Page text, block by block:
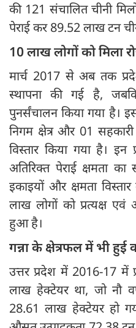
की 121 संचालित चीनी
पेराई कर 89.52 लाख टन
10 लाख लोगों को मिला
मार्च 2017 से अब तक
स्थापना की गई है,
पुनर्संचालन किया गया है।
निगम क्षेत्र और 01 सहकारी
विस्तार किया गया है। इन
अतिरिक्त पेराई क्षमता
इकाइयों और क्षमता
लाख लोगों को प्रत्यक्ष एवं
हुआ है।
गन्ना के क्षेत्रफल में भी हुई
उत्तर प्रदेश में 2016-17 में
लाख हेक्टेयर था, जो नौ
28.61 लाख हेक्टेयर हो